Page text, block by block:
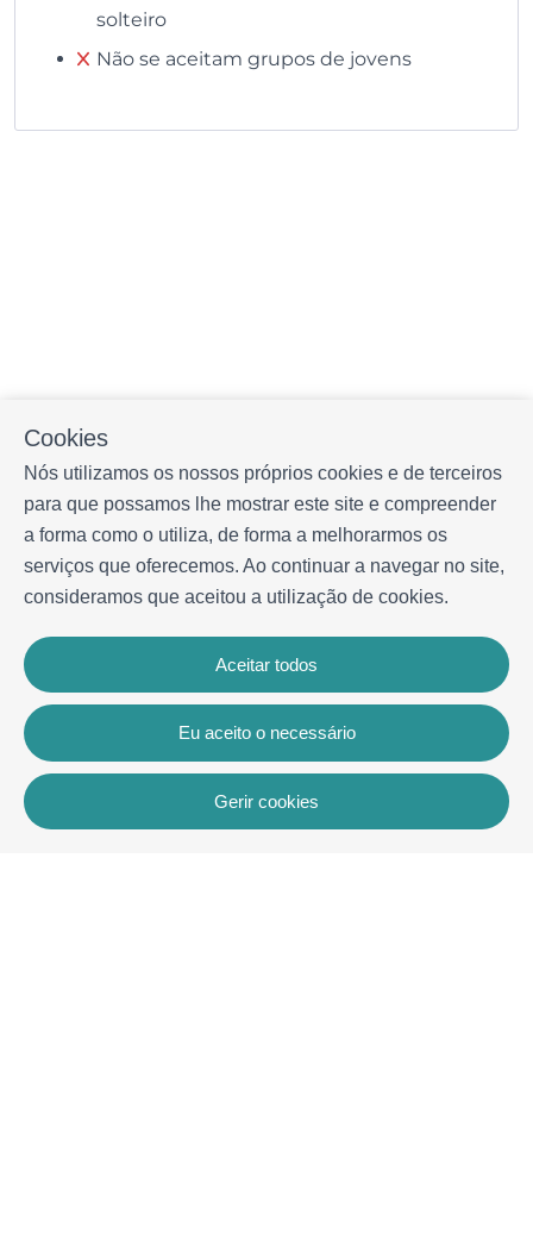
Cookies
Nós utilizamos os nossos próprios cookies e de terceiros
para que possamos lhe mostrar este site e compreender
a forma como o utiliza, de forma a melhorarmos os
serviços que oferecemos. Ao continuar a navegar no site,
consideramos que aceitou a utilização de cookies.
Aceitar todos
Eu aceito o necessário
Gerir cookies
solteiro
Não se aceitam grupos de jovens